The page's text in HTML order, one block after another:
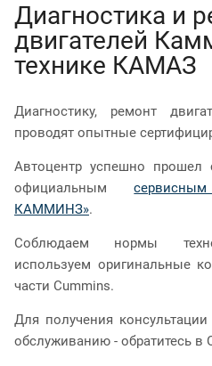
Диагностика и
двигателей
технике КАМАЗ
Диагностику, ремонт
проводят опытные
Автоцентр успешно прошел
официальным
КАММИНЗ».
Соблюдаем нормы
используем оригинальные
части Cummins.
Для получения
обслуживанию - обратитесь в